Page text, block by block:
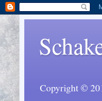
Copyright ©